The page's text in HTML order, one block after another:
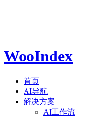
WooIndex
首页
AI导航
解决方案
AI工作流